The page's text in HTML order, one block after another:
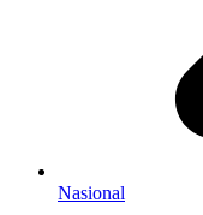
Nasional